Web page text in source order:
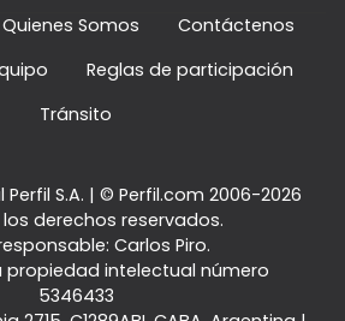
Quienes Somos
Contáctenos
Reglas de participación
Tránsito
S.A. | © Perfil.com 2006-2026
derechos reservados.
Carlos Piro.
propiedad intelectual número
5346433